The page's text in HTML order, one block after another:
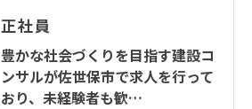
正社員
豊かな社会づくりを目指す建設コ
ンサルが佐世保市で求人を行って
おり、未経験者も歓…